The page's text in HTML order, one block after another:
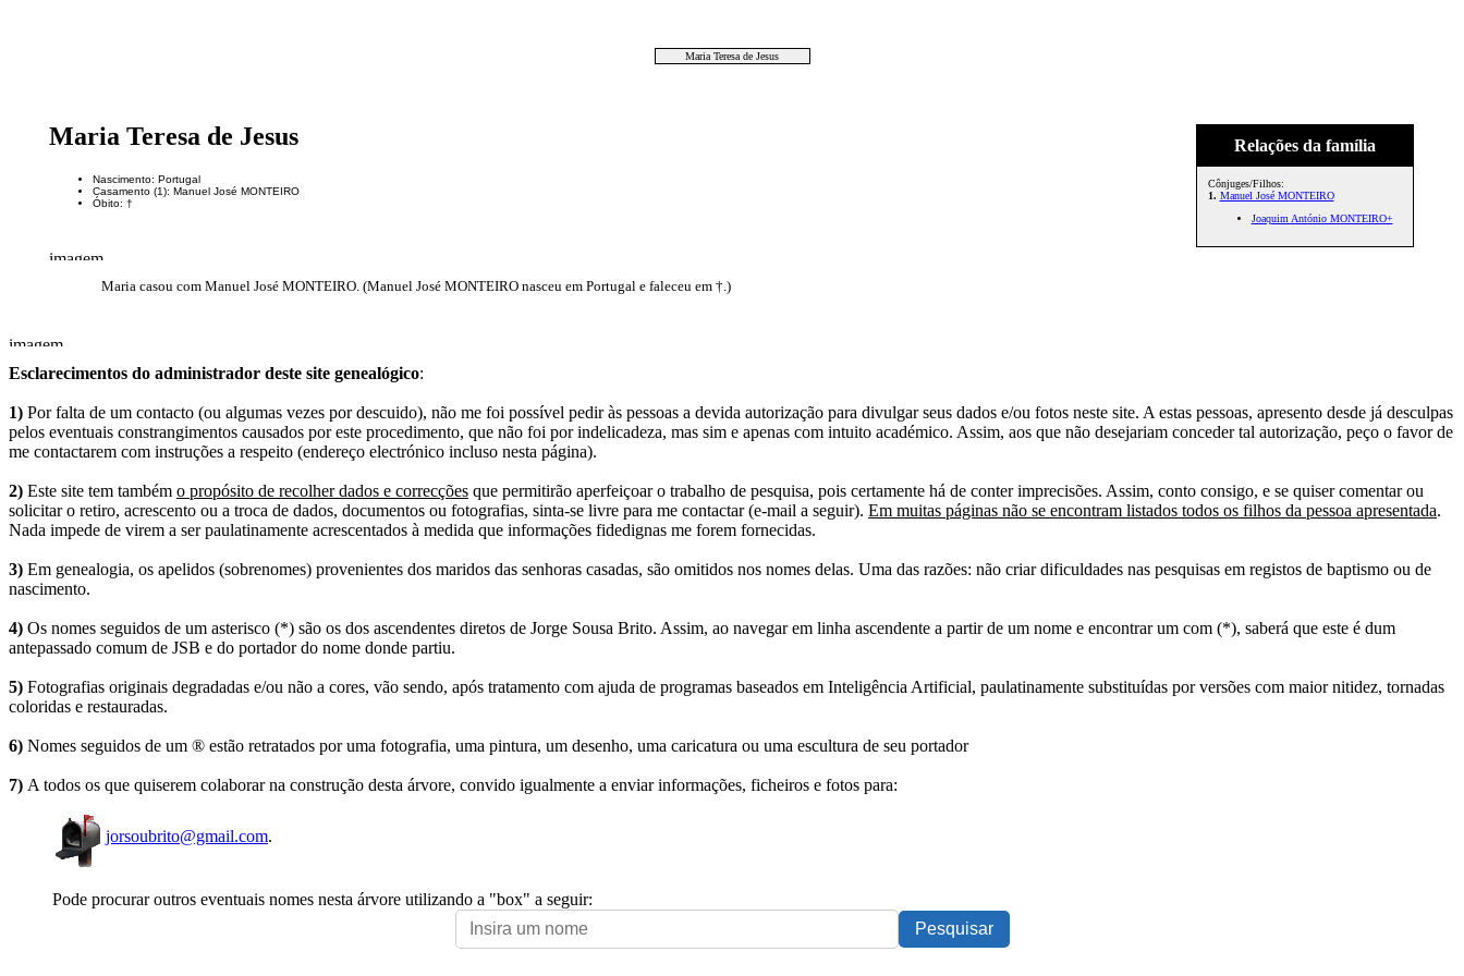
Maria Teresa de Jesus
Relações da família
Cônjuges/Filhos:
1. Manuel José MONTEIRO
Joaquim António MONTEIRO+
Maria Teresa de Jesus
Nascimento: Portugal
Casamento (1): Manuel José MONTEIRO
Óbito: †
Maria casou com Manuel José MONTEIRO. (Manuel José MONTEIRO nasceu em Portugal e faleceu em †.)
Esclarecimentos do administrador deste site genealógico:
1) Por falta de um contacto (ou algumas vezes por descuido), não me foi possível pedir às pessoas a devida autorização para divulgar seus dados e/ou fotos neste site. A estas pessoas, apresento desde já desculpas
pelos eventuais constrangimentos causados por este procedimento, que não foi por indelicadeza, mas sim e apenas com intuito académico. Assim, aos que não desejariam conceder tal autorização, peço o favor de
me contactarem com instruções a respeito (endereço electrónico incluso nesta página).
2) Este site tem também o propósito de recolher dados e correcções que permitirão aperfeiçoar o trabalho de pesquisa, pois certamente há de conter imprecisões. Assim, conto consigo, e se quiser comentar ou
solicitar o retiro, acrescento ou a troca de dados, documentos ou fotografias, sinta-se livre para me contactar (e-mail a seguir). Em muitas páginas não se encontram listados todos os filhos da pessoa apresentada.
Nada impede de virem a ser paulatinamente acrescentados à medida que informações fidedignas me forem fornecidas.
3) Em genealogia, os apelidos (sobrenomes) provenientes dos maridos das senhoras casadas, são omitidos nos nomes delas. Uma das razões: não criar dificuldades nas pesquisas em registos de baptismo ou de
nascimento.
4) Os nomes seguidos de um asterisco (*) são os dos ascendentes diretos de Jorge Sousa Brito. Assim, ao navegar em linha ascendente a partir de um nome e encontrar um com (*), saberá que este é dum
antepassado comum de JSB e do portador do nome donde partiu.
5) Fotografias originais degradadas e/ou não a cores, vão sendo, após tratamento com ajuda de programas baseados em Inteligência Artificial, paulatinamente substituídas por versões com maior nitidez, tornadas
coloridas e restauradas.
6) Nomes seguidos de um ® estão retratados por uma fotografia, uma pintura, um desenho, uma caricatura ou uma escultura de seu portador
7) A todos os que quiserem colaborar na construção desta árvore, convido igualmente a enviar informações, ficheiros e fotos para:
jorsoubrito@gmail.com.
Pode procurar outros eventuais nomes nesta árvore utilizando a "box" a seguir: